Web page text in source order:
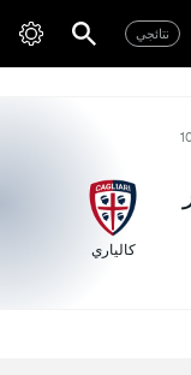
نتائجي
كالياري